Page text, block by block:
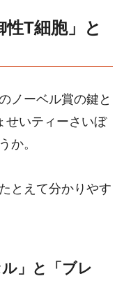
性T細胞」と
ノーベル賞の鍵と
せいティーさいぼ
か。
とえて分かりやす
」と「ブレ